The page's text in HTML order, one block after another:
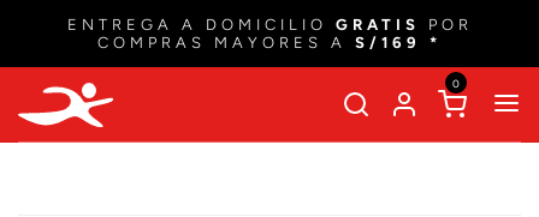
ENTREGA A DOMICILIO GRATIS
POR
COMPRAS MAYORES A S/169 *
0